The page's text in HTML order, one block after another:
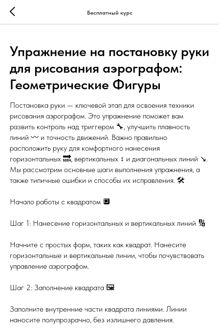
Бесплатный курс
Упражнение на постановку руки
для рисования аэрографом:
Геометрические Фигуры
Постановка руки — ключевой этап для освоения техники
рисования аэрографом. Это упражнение поможет вам
развить контроль над триггером 🔧, улучшить плавность
линий 〰️ и точность движений. Важно правильно
расположить руку для комфортного нанесения
горизонтальных 🔜, вертикальных ↕️ и диагональных линий ↘️.
Мы рассмотрим основные шаги выполнения упражнения, а
также типичные ошибки и способы их исправления. 🛠️
Начало работы с квадратом 🔲
Шаг 1: Нанесение горизонтальных и вертикальных линий 🔢
Начните с простых форм, таких как квадрат. Нанесите
горизонтальные и вертикальные линии, чтобы почувствовать
управление аэрографом.
Шаг 2: Заполнение квадрата 🖼️
Заполните внутренние части квадрата линиями. Линии
наносите полупрозрачно, без излишнего давления.